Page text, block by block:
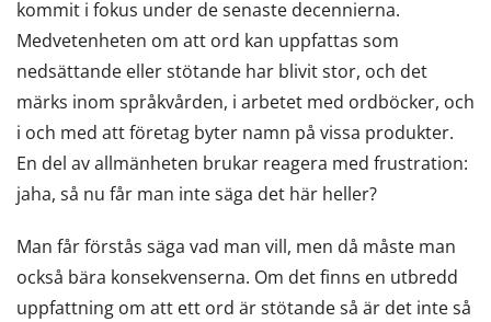
kommit i fokus under de senaste decennierna.
Medvetenheten om att ord kan uppfattas som
nedsättande eller stötande har blivit stor, och det
märks inom språkvården, i arbetet med ordböcker, och
i och med att företag byter namn på vissa produkter.
En del av allmänheten brukar reagera med frustration:
jaha, så nu får man inte säga det här heller?
Man får förstås säga vad man vill, men då måste man
också bära konsekvenserna. Om det finns en utbredd
uppfattning om att ett ord är stötande så är det inte så